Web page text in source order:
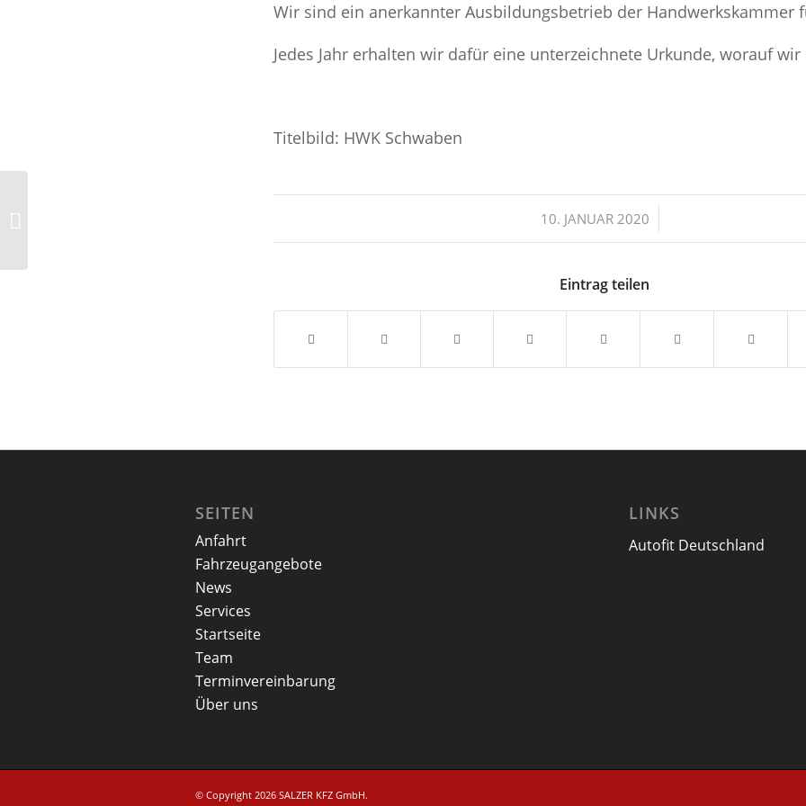
Wir sind ein anerkannter Ausbildungsbetrieb der Handwerkskammer
Jedes Jahr erhalten wir dafür eine unterzeichnete Urkunde, worauf
Titelbild: HWK Schwaben
10. JANUAR 2020
/
Eintrag teilen
SEITEN
Anfahrt
Fahrzeugangebote
News
Services
Startseite
Team
Terminvereinbarung
Über uns
LINKS
Autofit Deutschland
© Copyright 2026 SALZER KFZ GmbH.